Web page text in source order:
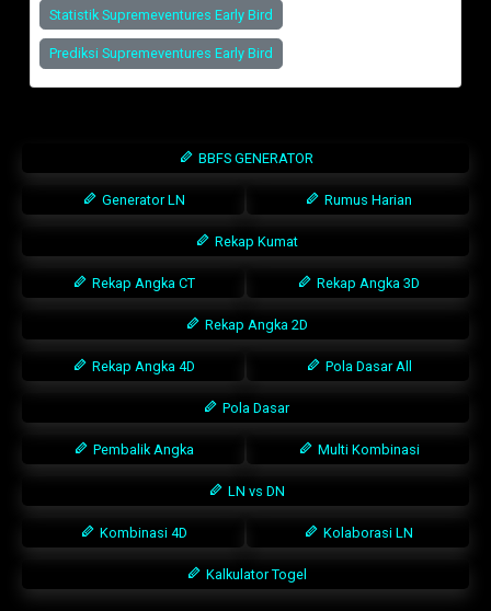
Statistik Supremeventures Early Bird
Prediksi Supremeventures Early Bird
BBFS GENERATOR
Generator LN Rumus Harian
Rekap Kumat
Rekap Angka CT Rekap Angka 3D
Rekap Angka 2D
Rekap Angka 4D Pola Dasar All
Pola Dasar
Pembalik Angka Multi Kombinasi
LN vs DN
Kombinasi 4D Kolaborasi LN
Kalkulator Togel